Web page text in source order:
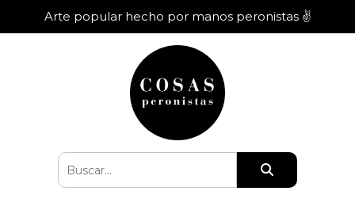
Arte popular hecho por manos peronistas ✌️